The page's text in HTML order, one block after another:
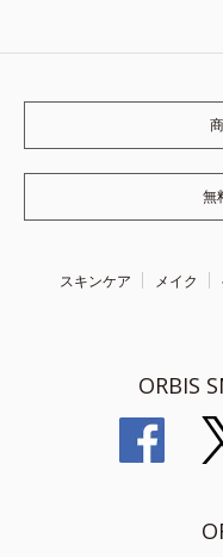
無
スキンケア メイク
ORBIS